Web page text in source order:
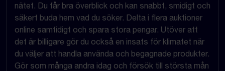
nätet. Du får bra överblick och kan snabbt, smidigt och
säkert buda hem vad du söker. Delta i flera auktioner
online samtidigt och spara stora pengar. Utöver att
det är billigare gör du också en insats för klimatet när
du väljer att handla använda och begagnade produkter.
Gör som många andra idag och försök till största mån